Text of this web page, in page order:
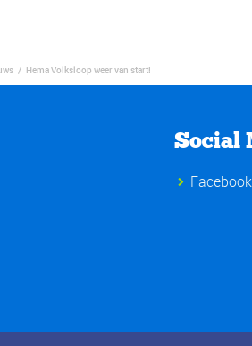
/ Hema Volksloop weer van start!
Social
Facebook